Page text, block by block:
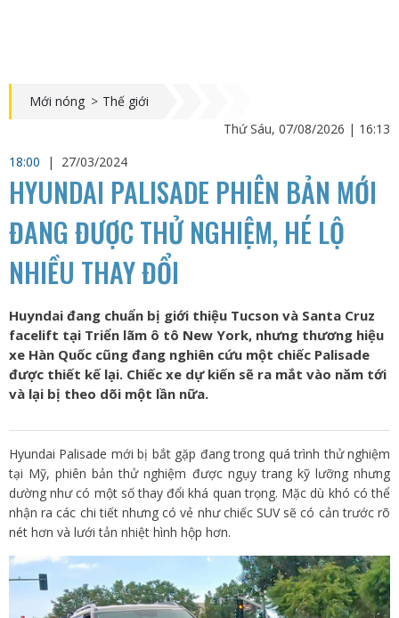
Mới nóng > Thế giới
Thứ Sáu, 07/08/2026 | 16:13
18:00
| 27/03/2024
HYUNDAI PALISADE PHIÊN BẢN MỚI
ĐANG ĐƯỢC THỬ NGHIỆM, HÉ LỘ
NHIỀU THAY ĐỔI
Huyndai đang chuẩn bị giới thiệu Tucson và Santa Cruz
facelift tại Triển lãm ô tô New York, nhưng thương hiệu
xe Hàn Quốc cũng đang nghiên cứu một chiếc Palisade
được thiết kế lại. Chiếc xe dự kiến ​​​​sẽ ra mắt vào năm tới
và lại bị theo dõi một lần nữa.
Hyundai Palisade mới bị bắt gặp đang trong quá trình thử nghiệm
tại Mỹ, phiên bản thử nghiệm được ngụy trang kỹ lưỡng nhưng
dường như có một số thay đổi khá quan trọng. Mặc dù khó có thể
nhận ra các chi tiết nhưng có vẻ như chiếc SUV sẽ có cản trước rõ
nét hơn và lưới tản nhiệt hình hộp hơn.